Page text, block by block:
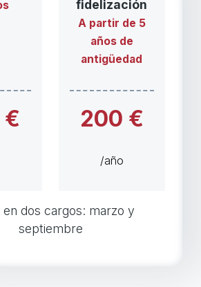
€
fidelización
A partir de 5
años de
antigüedad
200 €
/año
en dos cargos: marzo y
septiembre